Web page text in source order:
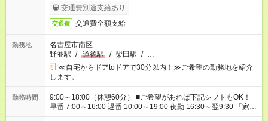
交通費別途支給あり
交通費 交通費全額支給
勤務地
名古屋市南区
野並駅 / 道徳駅 / 柴田駅 / …
≪自宅からドアtoドアで30分以内！≫ご希望の勤務地を紹介
します。
勤務時間
9:00～18:00（休憩60分） ■ご希望があれば下記シフトもOK！
早番 7:00～16:00 遅番 10:00～19:00 夜勤 16:30～翌9:30 「家族
と休みを合わせたい」 「余裕を持って夕飯の準備がしたい」